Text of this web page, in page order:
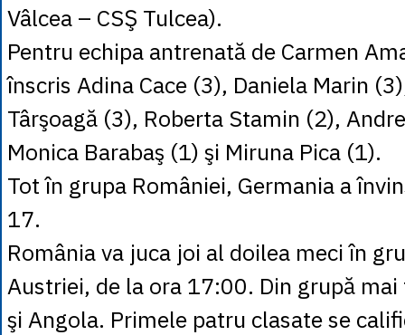
Vâlcea – CSŞ Tulcea).
Pentru echipa antrenată de Carmen
înscris Adina Cace (3), Daniela Marin
Târşoagă (3), Roberta Stamin (2),
Monica Barabaş (1) şi Miruna Pica (1).
Tot în grupa României, Germania a
17.
România va juca joi al doilea meci în
Austriei, de la ora 17:00. Din grupă
şi Angola. Primele patru clasate se